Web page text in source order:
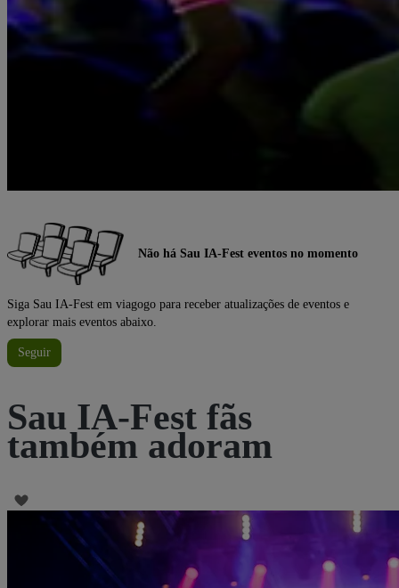
Não há Sau IA-Fest eventos no momento
Siga Sau IA-Fest em viagogo para receber atualizações de eventos e
explorar mais eventos abaixo.
Seguir
Sau IA-Fest fãs
também adoram